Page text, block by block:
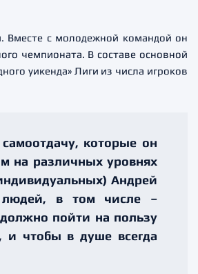
Вместе с молодежной командой он
чемпионата. В составе основной
уикенда» Лиги из числа игроков
которые он
на различных уровнях
Андрей
людей, в том числе –
пойти на пользу
и чтобы в душе всегда